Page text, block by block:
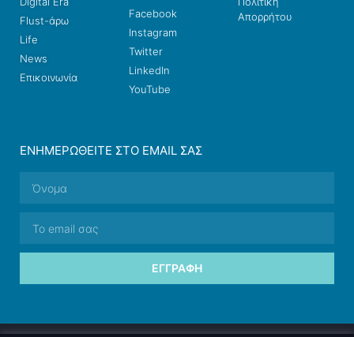
Flust-άρω
Life
News
Επικοινωνία
Facebook
Instagram
Twitter
LinkedIn
YouTube
Απορρήτου
ΕΝΗΜΕΡΩΘΕΊΤΕ ΣΤΟ EMAIL ΣΑΣ
ΕΓΓΡΑΦΉ